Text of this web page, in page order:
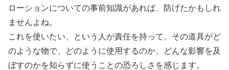
ローションについての事前知識があれば、防げたかもしれ
ませんよね。
これを使いたい、という人が責任を持って、その道具がど
のような物で、どのように使用するのか、どんな影響を及
ぼすのかを知らずに使うことの恐ろしさを感じます。